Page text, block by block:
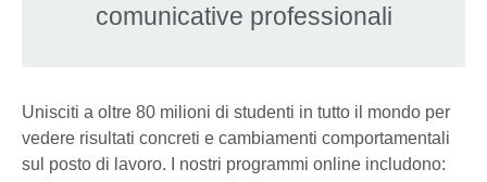
comunicative professionali
Unisciti a oltre 80 milioni di studenti in tutto il mondo per
vedere risultati concreti e cambiamenti comportamentali
sul posto di lavoro. I nostri programmi online includono: